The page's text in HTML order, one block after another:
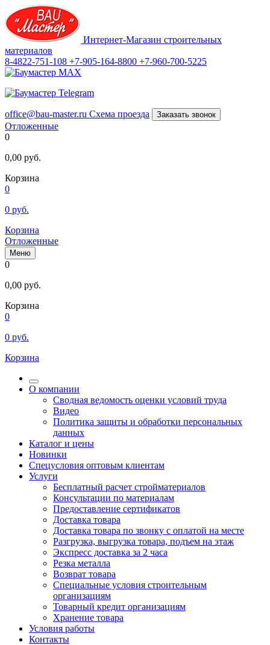
Интернет-Магазин строительных
материалов
8-4822-751-108 +7-905-164-8800 +7-960-700-5225
office@bau-master.ru Схема проезда Заказать звонок
Отложенные
0
0,00 руб.
Корзина
0
0 руб.
Корзина
Отложенные
Меню
0
0,00 руб.
Корзина
0
0 руб.
Корзина
О компании
Сводная ведомость оценки условий труда
Видео
Политика защиты и обработки персональных
данных
Каталог и цены
Новинки
Спецусловия оптовым клиентам
Услуги
Бесплатный расчет стройматериалов
Консультации по материалам
Предоставление сертификатов
Доставка товара
Доставка товара по звонку с оплатой на месте
Разгрузка, выгрузка товара, подъем на этаж
Экспресс доставка за 2 часа
Резка металла
Возврат товара
Специальные условия строительным
организациям
Товарный кредит организациям
Хранение товара
Условия работы
Контакты